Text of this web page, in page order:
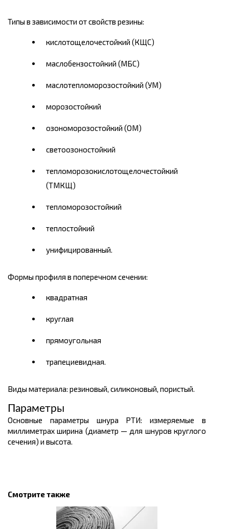
Типы в зависимости от свойств резины:
кислотощелочестойкий (КЩС)
маслобензостойкий (МБС)
маслотепломорозостойкий (УМ)
морозостойкий
озономорозостойкий (ОМ)
светоозоностойкий
тепломорозокислотощелочестойкий
(ТМКЩ)
тепломорозостойкий
теплостойкий
унифицированный.
Формы профиля в поперечном сечении:
квадратная
круглая
прямоугольная
трапециевидная.
Виды материала: резиновый, силиконовый, пористый.
Параметры
Основные параметры шнура РТИ: измеряемые в
миллиметрах ширина (диаметр — для шнуров круглого
сечения) и высота.
Смотрите также